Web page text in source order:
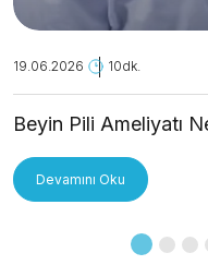
19.06.2026 10dk.
Beyin Pili Ameliyatı
Devamını Oku